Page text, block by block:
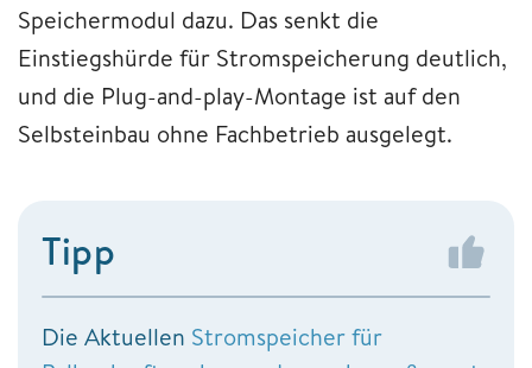
Speichermodul dazu. Das senkt die
Einstiegshürde für Stromspeicherung deutlich,
und die Plug-and-play-Montage ist auf den
Selbsteinbau ohne Fachbetrieb ausgelegt.
Tipp
Die Aktuellen Stromspeicher für